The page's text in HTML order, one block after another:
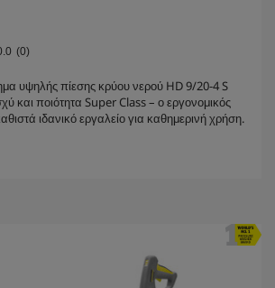
(0)
υψηλής πίεσης κρύου νερού HD 9/20-4 S
και ποιότητα Super Class – ο εργονομικός
ιδανικό εργαλείο για καθημερινή χρήση.